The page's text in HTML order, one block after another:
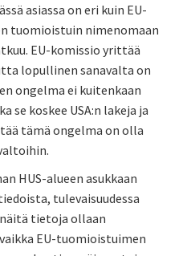
asiassa on eri kuin EU-
tuomioistuin nimenomaan
EU-komissio yrittää
lopullinen sanavalta on
ongelma ei kuitenkaan
se koskee USA:n lakeja ja
tämä ongelma on olla
HUS-alueen asukkaan
tulevaisuudessa
tietoja ollaan
EU-tuomioistuimen